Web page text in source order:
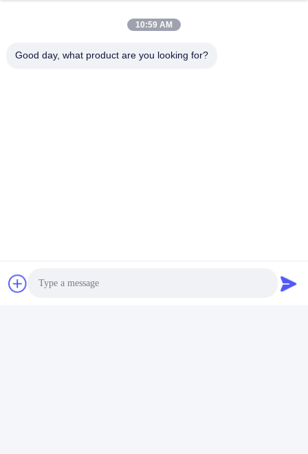
พัฒนาเทคโนโลยีสินค้าและการออกแบบ.
10:59 AM
Good day, what product are you looking for?